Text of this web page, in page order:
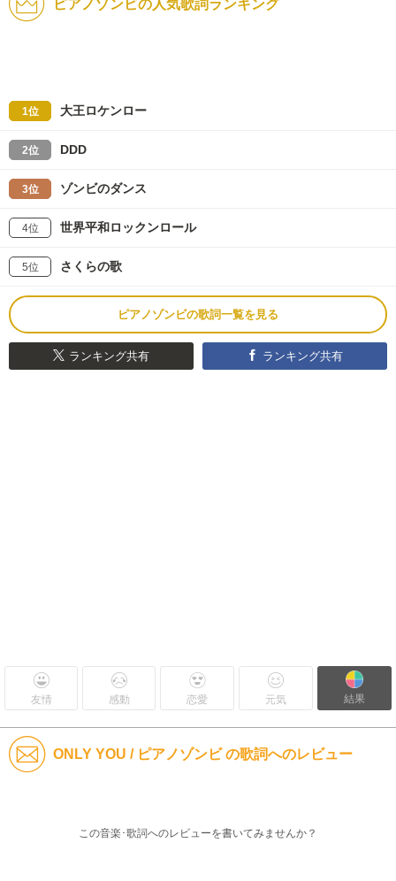
ピアノゾンビの人気歌詞ランキング
1位 大王ロケンロー
2位 DDD
3位 ゾンビのダンス
4位 世界平和ロックンロール
5位 さくらの歌
ピアノゾンビの歌詞一覧を見る
ランキング共有 ランキング共有
友情 感動 恋愛 元気 結果
ONLY YOU / ピアノゾンビ の歌詞へのレビュー
この音楽･歌詞へのレビューを書いてみませんか？